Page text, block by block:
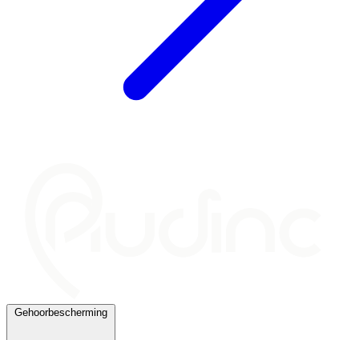
Gehoorbescherming